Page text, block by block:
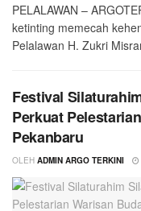
PELALAWAN –
ketinting memecah
Pelalawan H. Zukri
Festival
Perkuat
Pekanbaru
OLEH ADMIN ARGO TERKINI